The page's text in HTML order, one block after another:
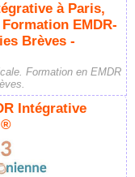
à Paris,
EMDR-
Brèves -
Formation en EMDR
Intégrative
®